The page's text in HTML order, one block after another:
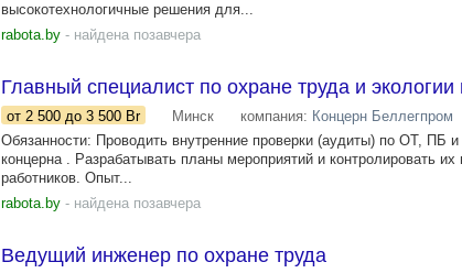
высокотехнологичные решения для...
rabota.by - найдена позавчера
Главный специалист по охране труда и
от 2 500 до 3 500 Br Минск компания: Концерн Беллегпром
Обязанности: Проводить внутренние проверки (аудиты) по ОТ, ПБ
концерна . Разрабатывать планы мероприятий и контролировать
работников. Опыт...
rabota.by - найдена позавчера
Ведущий инженер по охране труда